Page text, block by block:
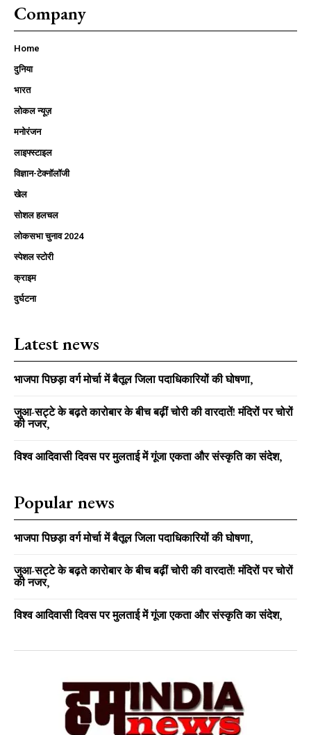
Company
Home
दुनिया
भारत
लोकल न्यूज़
मनोरंजन
लाइफ्स्टाइल
विज्ञान-टेक्नॉलॉजी
खेल
सोशल हलचल
लोकसभा चुनाव 2024
स्पेशल स्टोरी
क्राइम
दुर्घटना
Latest news
भाजपा पिछड़ा वर्ग मोर्चा में बैतूल जिला पदाधिकारियों की घोषणा,
जुआ-सट्टे के बढ़ते कारोबार के बीच बढ़ीं चोरी की वारदातें! मंदिरों पर चोरों
की नजर,
विश्व आदिवासी दिवस पर मुलताई में गूंजा एकता और संस्कृति का संदेश,
Popular news
भाजपा पिछड़ा वर्ग मोर्चा में बैतूल जिला पदाधिकारियों की घोषणा,
जुआ-सट्टे के बढ़ते कारोबार के बीच बढ़ीं चोरी की वारदातें! मंदिरों पर चोरों
की नजर,
विश्व आदिवासी दिवस पर मुलताई में गूंजा एकता और संस्कृति का संदेश,